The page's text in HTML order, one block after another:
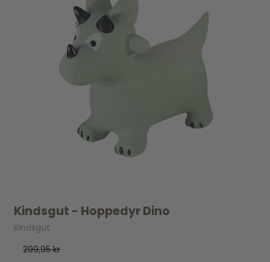
Kindsgut - Hoppedyr Dino
Kindsgut
299,95 kr